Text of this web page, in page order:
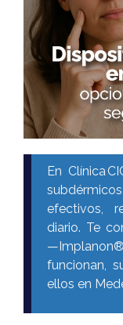
En Clínica
efectivos,
diario. Te
funcionan,
ellos en